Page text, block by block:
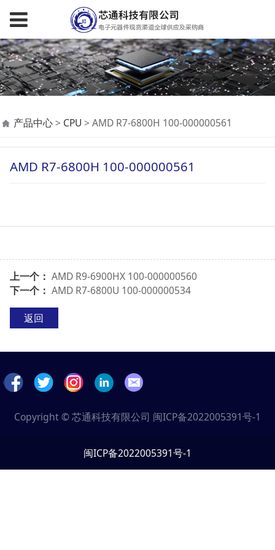
AMD R7-6800H 100-
000000561
产品中心> CPU > AMD R7-6800H 100-000000561
AMD R7-6800H 100-000000561
上一个： AMD R9-6900HX 100-000000560
下一个： AMD R7-6800U 100-000000534
返回
Copyright © 芯通科技有限公司 闽ICP备2022005391号-1
闽ICP备2022005391号-1